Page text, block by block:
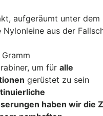
aufgeräumt unter dem
aus der
um für alle
gerüstet zu sein
haben wir die